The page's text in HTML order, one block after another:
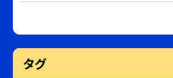
タグ